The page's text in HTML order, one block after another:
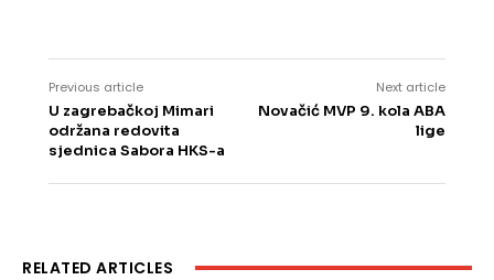
Previous article
U zagrebačkoj Mimari
održana redovita
sjednica Sabora HKS-a
Next article
Novačić MVP 9. kola ABA
lige
RELATED ARTICLES